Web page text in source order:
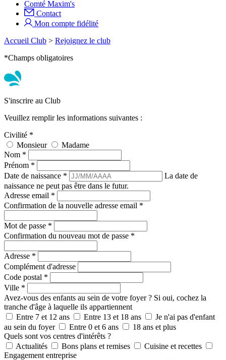
Comté Maxim's
Contact
Mon compte fidélité
Accueil Club > Rejoignez le club
*Champs obligatoires
S'inscrire au Club
Veuillez remplir les informations suivantes :
Civilité *
Monsieur
Madame
Nom *
Prénom *
Date de naissance *
La date de
naissance ne peut pas être dans le futur.
Adresse email *
Confirmation de la nouvelle adresse email *
Mot de passe *
Confirmation du nouveau mot de passe *
Adresse *
Complément d'adresse
Code postal *
Ville *
Avez-vous des enfants au sein de votre foyer ? Si oui, cochez la
tranche d'âge à laquelle ils appartiennent
Entre 7 et 12 ans
Entre 13 et 18 ans
Je n'ai pas d'enfant
au sein du foyer
Entre 0 et 6 ans
18 ans et plus
Quels sont vos centres d'intérêts ?
Actualités
Bons plans et remises
Cuisine et recettes
Engagement entreprise